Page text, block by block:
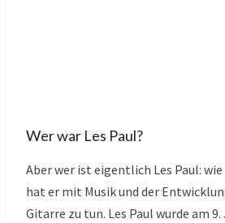
Wer war Les Paul?
Aber wer ist eigentlich Les Paul:
hat er mit Musik und der
Gitarre zu tun. Les Paul wurde am 9.